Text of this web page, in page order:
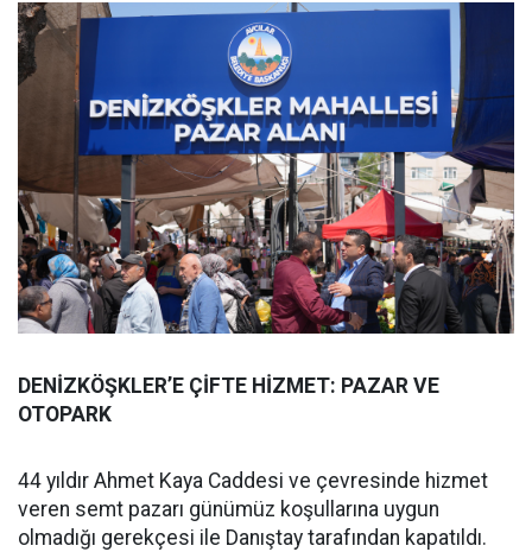
DENİZKÖŞKLER’E ÇİFTE HİZMET: PAZAR VE
OTOPARK
44 yıldır Ahmet Kaya Caddesi ve çevresinde hizmet
veren semt pazarı günümüz koşullarına uygun
olmadığı gerekçesi ile Danıştay tarafından kapatıldı.